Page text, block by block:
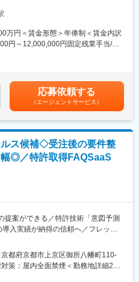
の課題に向き合ってきました。
、より専門性の高いサービスを迅速
ピンアウトしてグリーン株式会社を
持ち、現場の声を迅速にサービス改
力があります。
た顧客に対して、経営管理領域の課
いただきます。フィールドセール
刷新や業務プロセス改善を主導し、
役割です。
セールスと連携し、エンタープライ
へと導くコンサルタント集団です。
留まらず、顧客の経営・事業ニーズ
ヒアリングを通じて潜在課題を特定
化・業務改革案を立案。
提案書の作成および、顧客の運用に
： プロダクト利用の有無に関わら
理やプロセス改善のアドバイザリー
グ等の営業活動はFSが担当するた
支援に専念できる環境です。
ライズ企業向けのより踏み込んだ提
トをさらに世の中に広め、より多
万円＜賃金形態＞年俸制＜賃金内訳
円～12,000,000円固定残業手当/
験・スキルを考慮して決定いたしま
金額であり、選考を通じて上下する
)は固定手当を含めた表記です。
応募依頼する
（エージェントサービス）
ルス候補◇受注後の要件整
◎／特許取得FAQSaaS
提案ができる／特許技術「意図予測
入実績が納得の信頼へ／フレック
ェクトにおける全体の進行管理、
都府京都市上京区御所八幡町110-
策：屋内全面禁煙＜勤務地詳細2＞
央区八丁堀2-14-1 住友不動産八重洲